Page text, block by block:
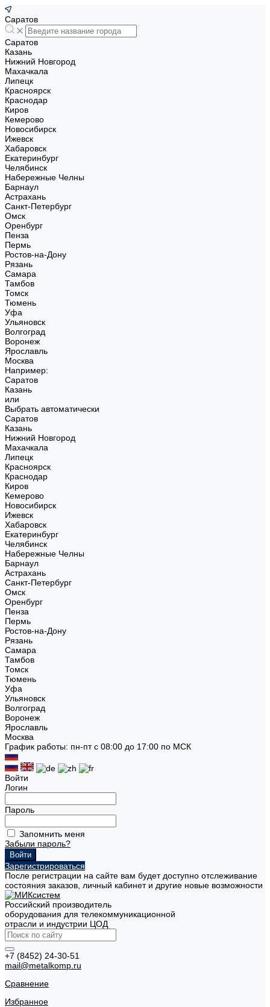
Саратов
Саратов
Казань
Нижний Новгород
Махачкала
Липецк
Красноярск
Краснодар
Киров
Кемерово
Новосибирск
Ижевск
Хабаровск
Екатеринбург
Челябинск
Набережные Челны
Барнаул
Астрахань
Санкт-Петербург
Омск
Оренбург
Пенза
Пермь
Ростов-на-Дону
Рязань
Самара
Тамбов
Томск
Тюмень
Уфа
Ульяновск
Волгоград
Воронеж
Ярославль
Москва
Например:
Саратов
Казань
или
Выбрать автоматически
Саратов
Казань
Нижний Новгород
Махачкала
Липецк
Красноярск
Краснодар
Киров
Кемерово
Новосибирск
Ижевск
Хабаровск
Екатеринбург
Челябинск
Набережные Челны
Барнаул
Астрахань
Санкт-Петербург
Омск
Оренбург
Пенза
Пермь
Ростов-на-Дону
Рязань
Самара
Тамбов
Томск
Тюмень
Уфа
Ульяновск
Волгоград
Воронеж
Ярославль
Москва
График работы: пн-пт с 08:00 до 17:00 по МСК
Войти
Логин
Пароль
Запомнить меня
Забыли пароль?
Зарегистрироваться
После регистрации на сайте вам будет доступно отслеживание
состояния заказов, личный кабинет и другие новые возможности
Российский производитель
оборудования для телекоммуникационной
отрасли и индустрии ЦОД
+7 (8452) 24-30-51
mail@metalkomp.ru
Сравнение
Избранное